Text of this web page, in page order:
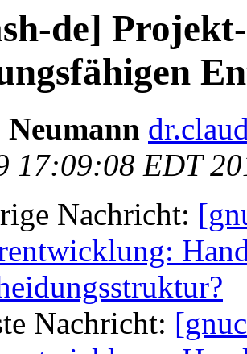
de]
17:09:08 EDT
Nachricht:
Nachricht: